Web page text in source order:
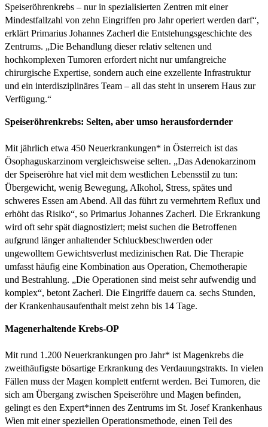
Speiseröhrenkrebs – nur in spezialisierten Zentren mit einer
Mindestfallzahl von zehn Eingriffen pro Jahr operiert werden darf“,
erklärt Primarius Johannes Zacherl die Entstehungsgeschichte des
Zentrums. „Die Behandlung dieser relativ seltenen und
hochkomplexen Tumoren erfordert nicht nur umfangreiche
chirurgische Expertise, sondern auch eine exzellente Infrastruktur
und ein interdisziplinäres Team – all das steht in unserem Haus zur
Verfügung.“
Speiseröhrenkrebs: Selten, aber umso herausfordernder
Mit jährlich etwa 450 Neuerkrankungen* in Österreich ist das
Ösophaguskarzinom vergleichsweise selten. „Das Adenokarzinom
der Speiseröhre hat viel mit dem westlichen Lebensstil zu tun:
Übergewicht, wenig Bewegung, Alkohol, Stress, spätes und
schweres Essen am Abend. All das führt zu vermehrtem Reflux und
erhöht das Risiko“, so Primarius Johannes Zacherl. Die Erkrankung
wird oft sehr spät diagnostiziert; meist suchen die Betroffenen
aufgrund länger anhaltender Schluckbeschwerden oder
ungewolltem Gewichtsverlust medizinischen Rat. Die Therapie
umfasst häufig eine Kombination aus Operation, Chemotherapie
und Bestrahlung. „Die Operationen sind meist sehr aufwendig und
komplex“, betont Zacherl. Die Eingriffe dauern ca. sechs Stunden,
der Krankenhausaufenthalt meist zehn bis 14 Tage.
Magenerhaltende Krebs-OP
Mit rund 1.200 Neuerkrankungen pro Jahr* ist Magenkrebs die
zweithäufigste bösartige Erkrankung des Verdauungstrakts. In vielen
Fällen muss der Magen komplett entfernt werden. Bei Tumoren, die
sich am Übergang zwischen Speiseröhre und Magen befinden,
gelingt es den Expert*innen des Zentrums im St. Josef Krankenhaus
Wien mit einer speziellen Operationsmethode, einen Teil des